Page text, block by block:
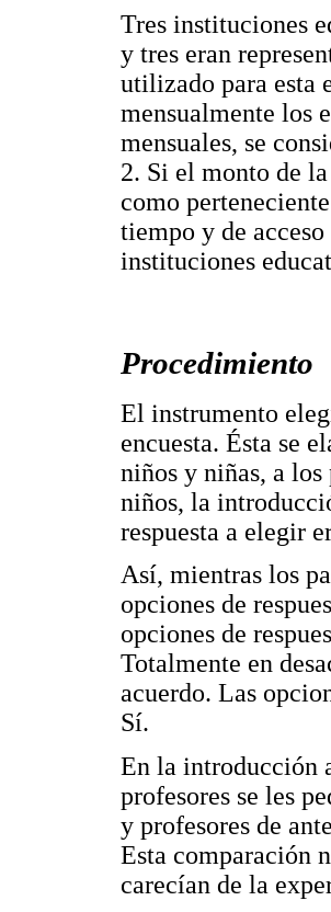
Tres instituciones
y tres eran
utilizado para esta
mensualmente los
mensuales, se
2. Si el monto de
como
tiempo y de
instituciones
Procedimiento
El instrumento
encuesta. Ésta se
niños y niñas, a
niños, la
respuesta a elegir
Así, mientras los
opciones de
opciones de
Totalmente en
acuerdo. Las
Sí.
En la introducción
profesores se les
y profesores de
Esta comparación
carecían de la